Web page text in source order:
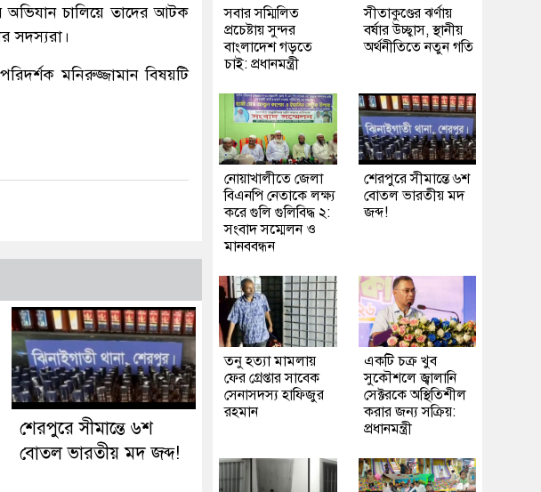
অভিযান চালিয়ে তাদের আটক
সদস্যরা।
মনিরুজ্জামান বিষয়টি
শেরপুরে সীমান্তে ৬শ
বোতল ভারতীয় মদ জব্দ!
সবার সম্মিলিত
প্রচেষ্টায় সুন্দর
বাংলাদেশ গড়তে
চাই: প্রধানমন্ত্রী
সীতাকুণ্ডের ঝর্ণায়
বর্ষার উচ্ছ্বাস, স্থানীয়
অর্থনীতিতে নতুন গতি
নোয়াখালীতে জেলা
বিএনপি নেতাকে লক্ষ্য
করে গুলি গুলিবিদ্ধ ২:
সংবাদ সম্মেলন ও
মানববন্ধন
শেরপুরে সীমান্তে ৬শ
বোতল ভারতীয় মদ
জব্দ!
তনু হত্যা মামলায়
ফের গ্রেপ্তার সাবেক
সেনাসদস্য হাফিজুর
রহমান
একটি চক্র খুব
সুকৌশলে জ্বালানি
সেক্টরকে অস্থিতিশীল
করার জন্য সক্রিয়:
প্রধানমন্ত্রী